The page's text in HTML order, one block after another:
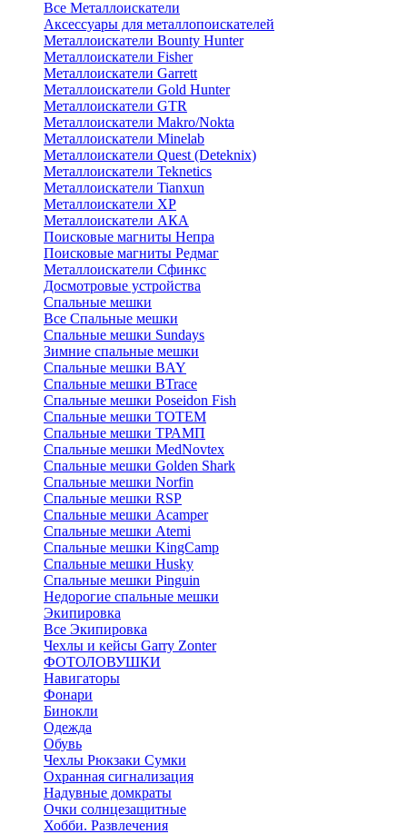
Все Металлоискатели
Аксессуары для металлопоискателей
Металлоискатели Bounty Hunter
Металлоискатели Fisher
Металлоискатели Garrett
Металлоискатели Gold Hunter
Металлоискатели GTR
Металлоискатели Makro/Nokta
Металлоискатели Minelab
Металлоискатели Quest (Deteknix)
Металлоискатели Teknetics
Металлоискатели Tianxun
Металлоискатели XP
Металлоискатели АКА
Поисковые магниты Непра
Поисковые магниты Редмаг
Металлоискатели Сфинкс
Досмотровые устройства
Спальные мешки
Все Спальные мешки
Спальные мешки Sundays
Зимние спальные мешки
Спальные мешки BAY
Спальные мешки BTrace
Спальные мешки Poseidon Fish
Спальные мешки ТОТЕМ
Спальные мешки ТРАМП
Cпальные мешки MedNovtex
Спальные мешки Golden Shark
Спальные мешки Norfin
Спальные мешки RSP
Спальные мешки Acamper
Спальные мешки Atemi
Спальные мешки KingCamp
Спальные мешки Husky
Спальные мешки Pinguin
Недорогие спальные мешки
Экипировка
Все Экипировка
Чехлы и кейсы Garry Zonter
ФОТОЛОВУШКИ
Навигаторы
Фонари
Бинокли
Одежда
Обувь
Чехлы Рюкзаки Сумки
Охранная сигнализация
Надувные домкраты
Очки солнцезащитные
Хобби. Развлечения